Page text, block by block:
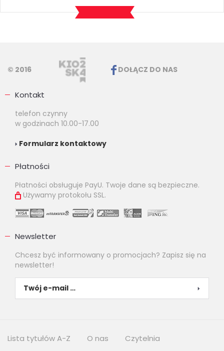
© 2016 DOŁĄCZ DO NAS
Kontakt
telefon czynny
w godzinach 10.00-17.00
Formularz kontaktowy
Płatności
Płatności obsługuje PayU. Twoje dane są bezpieczne.
Używamy protokołu SSL.
Newsletter
Chcesz być informowany o promocjach? Zapisz się na
newsletter!
Lista tytułów A-Z O nas Czytelnia